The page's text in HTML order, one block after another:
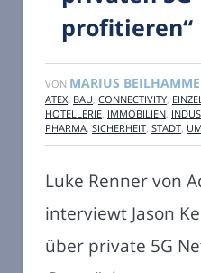
profitieren“
VON MARIUS
ATEX BAU CONNECTIVITY
HOTELLERIE IMMOBILIEN
PHARMA SICHERHEIT STADT
Luke Renner von
interviewt Jason
über private 5G